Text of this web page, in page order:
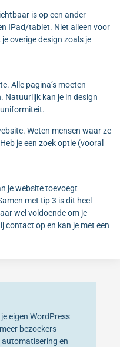
is op een ander
IPad/tablet. Niet alleen voor
overige design zoals je
Alle pagina’s moeten
Natuurlijk kan je in design
Weten mensen waar ze
je een zoek optie (vooral
je website toevoegt
met tip 3 is dit heel
wel voldoende om je
contact op en kan je met een
eigen WordPress
bezoekers
automatisering en